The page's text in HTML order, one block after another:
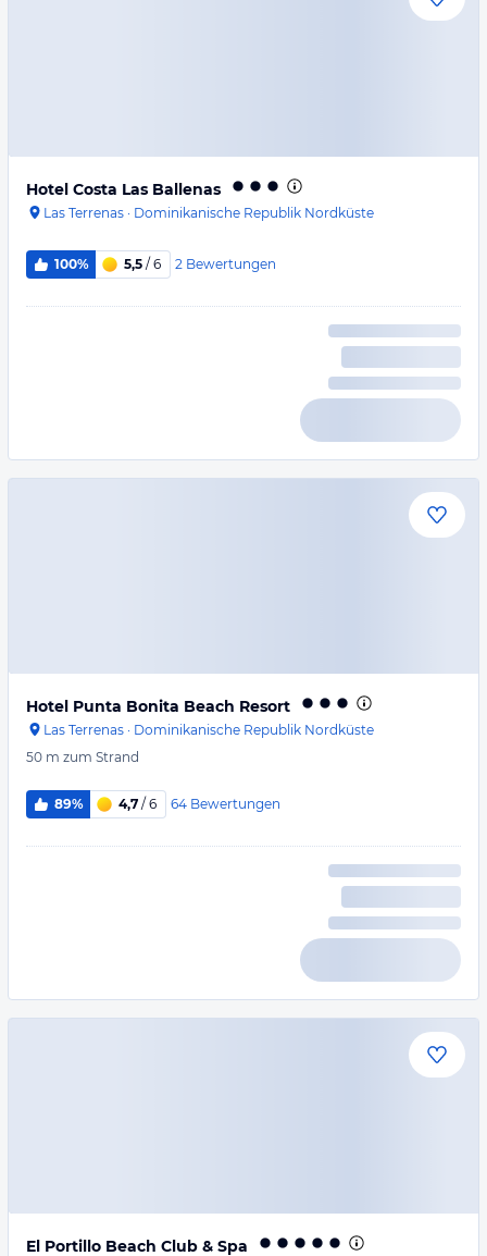
Hotel Costa Las Ballenas
Las Terrenas · Dominikanische Republik Nordküste
100% 5,5 / 6 2 Bewertungen
Hotel Punta Bonita Beach Resort
Las Terrenas · Dominikanische Republik Nordküste
50 m zum Strand
89% 4,7 / 6 64 Bewertungen
El Portillo Beach Club & Spa